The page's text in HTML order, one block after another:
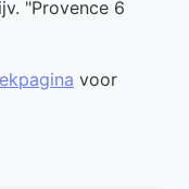
"Provence 6
voor